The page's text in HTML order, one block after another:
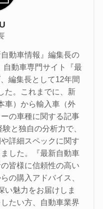
動車情報』編集長の
動車専門サイト『最
編集長として12年間
た。これまでに、新
車）から輸入車（外
の車種に関する記事
と独自の分析力で、
詳細スペックに関す
した。『最新自動車
皆様に信頼性の高い
の購入アドバイス、
い魅力をお届けしま
たい方、自動車業界